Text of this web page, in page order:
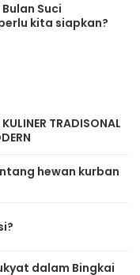
Suci
kita siapkan?
TRADISONAL
hewan kurban
dalam Bingkai